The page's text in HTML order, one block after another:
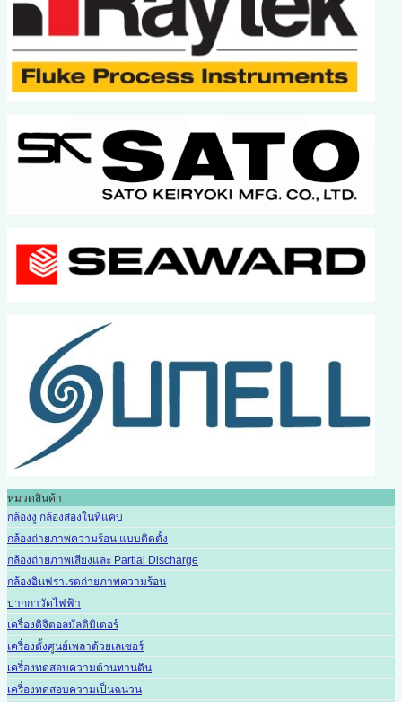
หมวดสินค้า
กล้องงู กล้องส่องในที่แคบ
กล้องถ่ายภาพความร้อน แบบติดตั้ง
กล้องถ่ายภาพเสียงและ Partial Discharge
กล้องอินฟราเรดถ่ายภาพความร้อน
ปากกาวัดไฟฟ้า
เครื่องดิจิตอลมัลติมิเตอร์
เครื่องตั้งศูนย์เพลาด้วยเลเซอร์
เครื่องทดสอบความต้านทานดิน
เครื่องทดสอบความเป็นฉนวน